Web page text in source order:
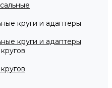
круги и адаптеры
круги и адаптеры